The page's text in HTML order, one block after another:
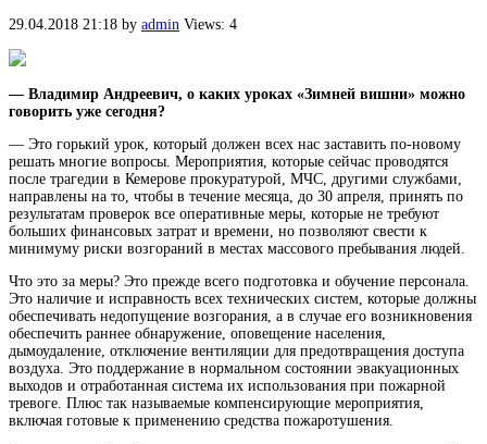
29.04.2018 21:18 by admin Views: 4
— Владимир Андреевич, о каких уроках «Зимней вишни» можно
говорить уже сегодня?
— Это горький урок, который должен всех нас заставить по-новому
решать многие вопросы. Мероприятия, которые сейчас проводятся
после трагедии в Кемерове прокуратурой, МЧС, другими службами,
направлены на то, чтобы в течение месяца, до 30 апреля, принять по
результатам проверок все оперативные меры, которые не требуют
больших финансовых затрат и времени, но позволяют свести к
минимуму риски возгораний в местах массового пребывания людей.
Что это за меры? Это прежде всего подготовка и обучение персонала.
Это наличие и исправность всех технических систем, которые должны
обеспечивать недопущение возгорания, а в случае его возникновения
обеспечить раннее обнаружение, оповещение населения,
дымоудаление, отключение вентиляции для предотвращения доступа
воздуха. Это поддержание в нормальном состоянии эвакуационных
выходов и отработанная система их использования при пожарной
тревоге. Плюс так называемые компенсирующие мероприятия,
включая готовые к применению средства пожаротушения.